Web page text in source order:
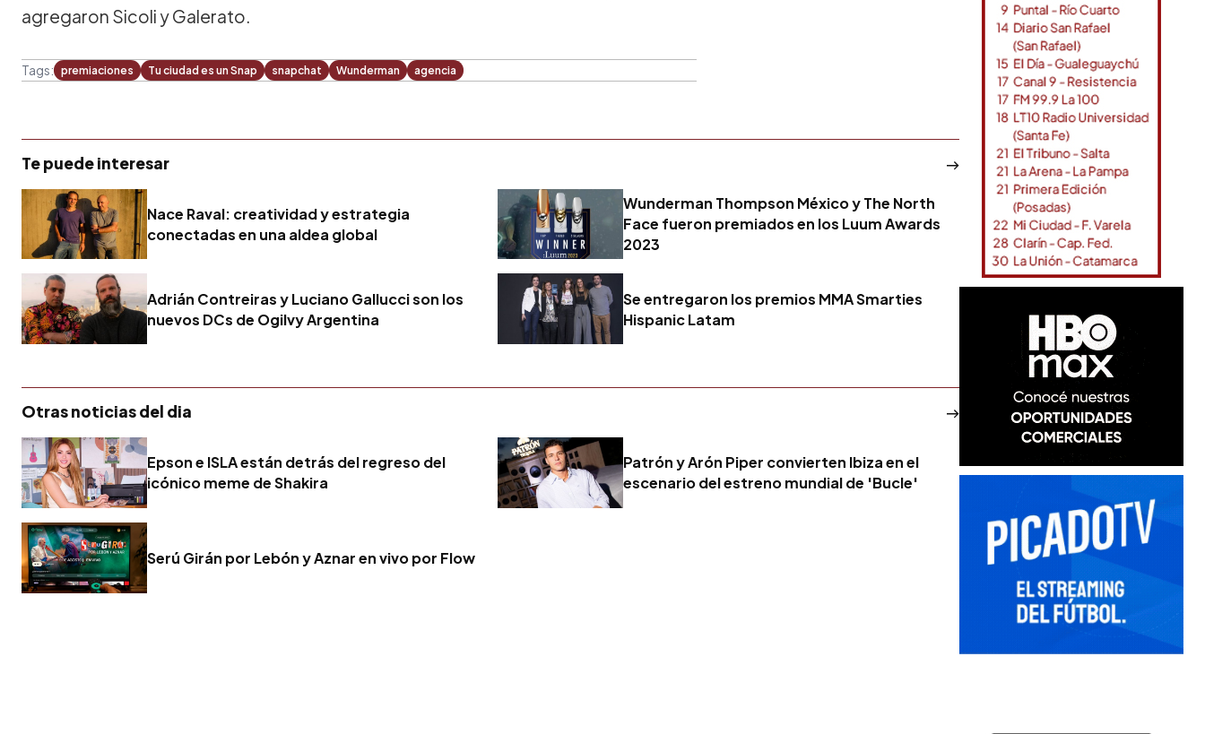
agregaron Sicoli y Galerato.
Tags: premiaciones Tu ciudad es un Snap snapchat Wunderman agencia
Te puede interesar
Nace Raval: creatividad y estrategia
conectadas en una aldea global
Wunderman Thompson México y The North
Face fueron premiados en los Luum Awards
2023
Adrián Contreiras y Luciano Gallucci son los
nuevos DCs de Ogilvy Argentina
Se entregaron los premios MMA Smarties
Hispanic Latam
Otras noticias del dia
Epson e ISLA están detrás del regreso del
icónico meme de Shakira
Patrón y Arón Piper convierten Ibiza en el
escenario del estreno mundial de 'Bucle'
Serú Girán por Lebón y Aznar en vivo por Flow